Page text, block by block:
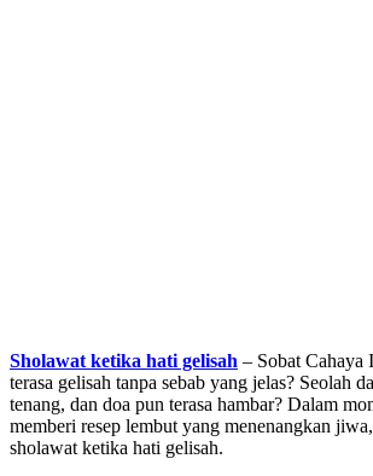
Sholawat ketika hati gelisah – Sobat Cahaya
terasa gelisah tanpa sebab yang jelas? Seolah
tenang, dan doa pun terasa hambar? Dalam
memberi resep lembut yang menenangkan
sholawat ketika hati gelisah.